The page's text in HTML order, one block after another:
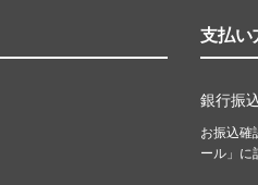
支払い
銀行振
お振込確
ール」に